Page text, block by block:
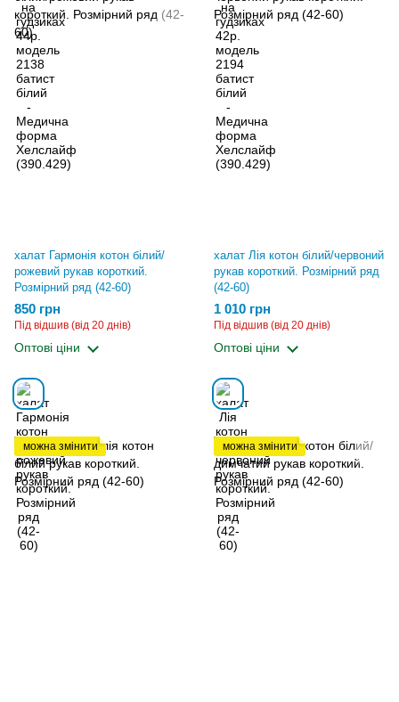
халат Гармонія котон білий/
рожевий рукав короткий.
Розмірний ряд (42-60)
850 грн
Під відшив (від 20 днів)
Оптові ціни
халат Лія котон білий/червоний
рукав короткий. Розмірний ряд
(42-60)
1 010 грн
Під відшив (від 20 днів)
Оптові ціни
можна змінити можна змінити